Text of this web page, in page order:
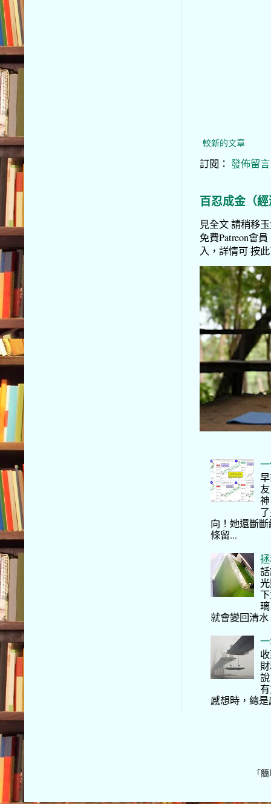
較新的文章
訂閱： 發佈留
百忍成金（
見全文 請稍移
免費Patreon會
入，詳情可 按
向！她還斷
條留...
就會變回清
感想時，總
「